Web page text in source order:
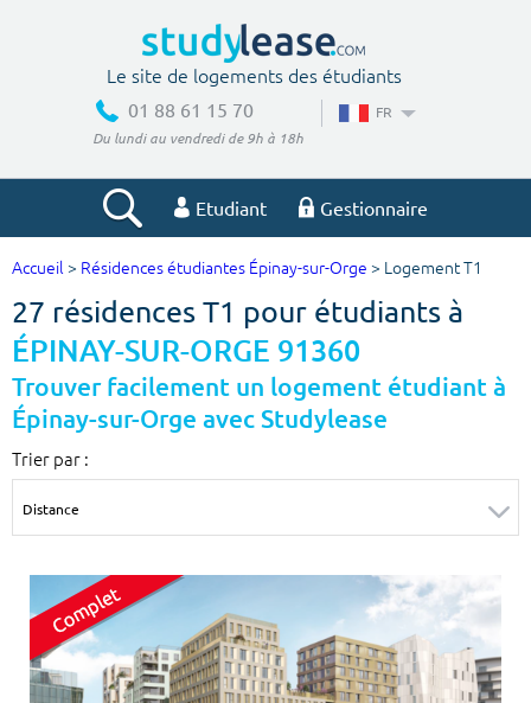
Le site de logements des étudiants
01 88 61 15 70
Du lundi au vendredi de 9h à 18h
FR
Etudiant Gestionnaire
Votre recherche
Ville, école
m² m²
Type de location
Accueil > Résidences étudiantes Épinay-sur-Orge > Logement T1
27 résidences T1 pour étudiants à
ÉPINAY-SUR-ORGE 91360
Trouver facilement un logement étudiant à
Épinay-sur-Orge avec Studylease
Trier par :